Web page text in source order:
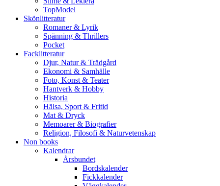
TopModel
Skönlitteratur
Romaner & Lyrik
Spänning & Thrillers
Pocket
Facklitteratur
Djur, Natur & Trädgård
Ekonomi & Samhälle
Foto, Konst & Teater
Hantverk & Hobby
Historia
Hälsa, Sport & Fritid
Mat & Dryck
Memoarer & Biografier
Religion, Filosofi & Naturvetenskap
Non books
Kalendrar
Årsbundet
Bordskalender
Fickkalender